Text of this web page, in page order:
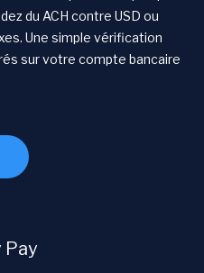
du ACH contre USD ou
Une simple vérification
sur votre compte bancaire
Pay